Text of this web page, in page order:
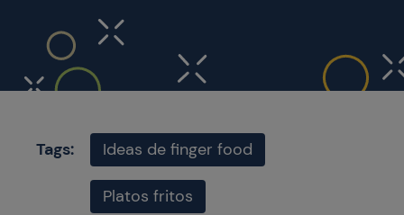
Tags: Ideas de finger food
Platos fritos